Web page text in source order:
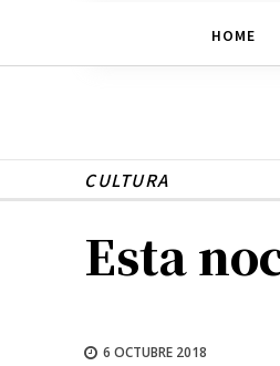
HOME
CULTURA
Esta
6 OCTUBRE 2018